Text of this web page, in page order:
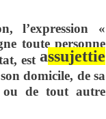
l’expression «
toute personne
est assujettie
domicile, de sa
ou de tout autre